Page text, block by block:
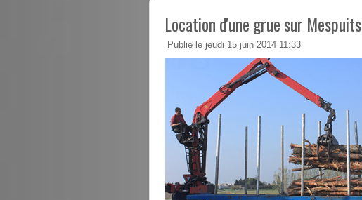
Location d'une grue sur Mespuits
Publié le jeudi 15 juin 2014 11:33